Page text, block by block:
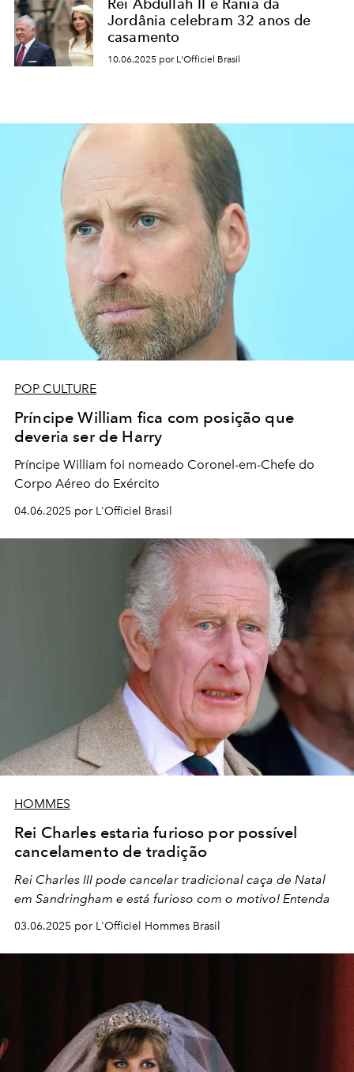
Jordânia celebram 32 anos de
casamento
10.06.2025 por L'Officiel Brasil
POP CULTURE
Príncipe William fica com posição que
deveria ser de Harry
Príncipe William foi nomeado Coronel-em-Chefe do
Corpo Aéreo do Exército
04.06.2025 por L'Officiel Brasil
HOMMES
Rei Charles estaria furioso por possível
cancelamento de tradição
Rei Charles III pode cancelar tradicional caça de Natal
em Sandringham e está furioso com o motivo! Entenda
03.06.2025 por L'Officiel Hommes Brasil